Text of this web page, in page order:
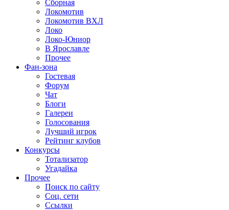
Сборная
Локомотив
Локомотив ВХЛ
Локо
Локо-Юниор
В Ярославле
Прочее
Фан-зона
Гостевая
Форум
Чат
Блоги
Галереи
Голосования
Лучший игрок
Рейтинг клубов
Конкурсы
Тотализатор
Угадайка
Прочее
Поиск по сайту
Соц. сети
Ссылки